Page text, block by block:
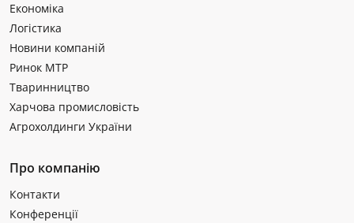
Економіка
Логістика
Новини компаній
Ринок МТР
Тваринництво
Харчова промисловість
Агрохолдинги України
Про компанію
Контакти
Конференції